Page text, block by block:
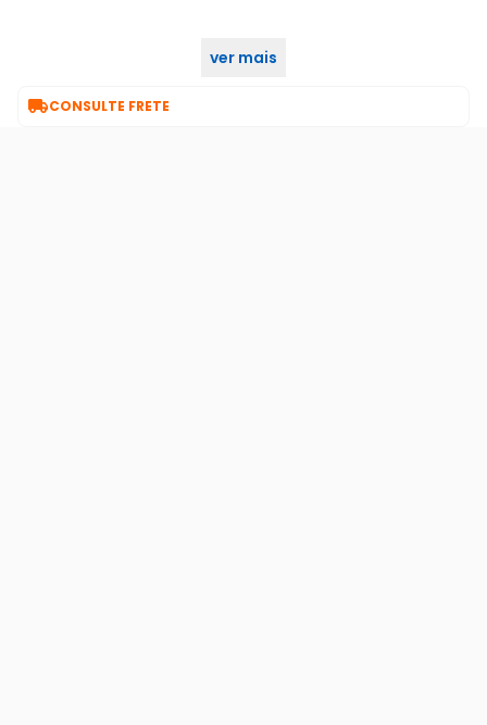
ver mais
CONSULTE FRETE